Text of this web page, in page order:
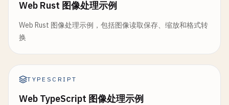
Web Rust 图像处理示例
Web Rust 图像处理示例，包括图像读取保存、缩放和格式转
换
TYPESCRIPT
Web TypeScript 图像处理示例